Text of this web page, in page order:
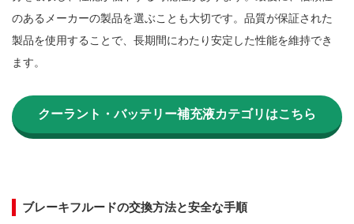
のあるメーカーの製品を選ぶことも大切です。品質が保証された
製品を使用することで、長期間にわたり安定した性能を維持でき
ます。
クーラント・バッテリー補充液カテゴリはこちら
ブレーキフルードの交換方法と安全な手順